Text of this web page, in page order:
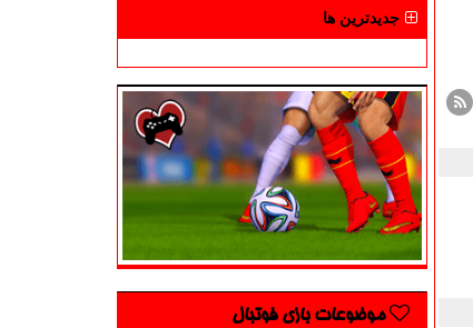
جدیدترین ها
موضوعات بازی فوتبال